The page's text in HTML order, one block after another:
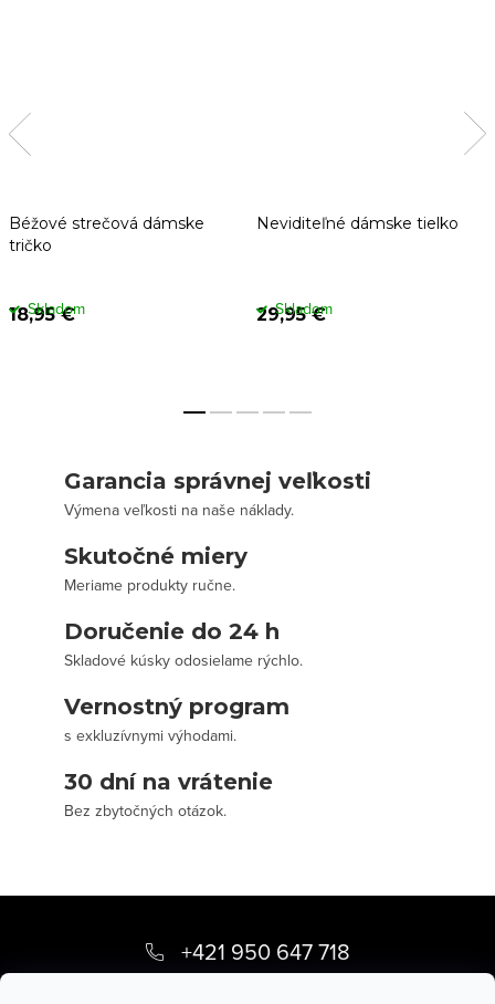
Béžové strečová dámske
tričko
18,95 €
Skladom
Neviditeľné dámske tielko
29,95 €
Skladom
Garancia správnej veľkosti
Výmena veľkosti na naše náklady.
Skutočné miery
Meriame produkty ručne.
Doručenie do 24 h
Skladové kúsky odosielame rýchlo.
Vernostný program
s exkluzívnymi výhodami.
30 dní na vrátenie
Bez zbytočných otázok.
p
+421 950 647 718